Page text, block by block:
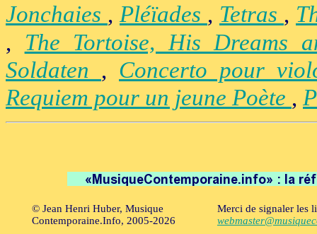
Jonchaies , Pléïades , Tetras ,
, The Tortoise, His Dreams
Soldaten , Concerto pour
Requiem pour un jeune Poète ,
© Jean Henri Huber, Musique
Contemporaine.Info, 2005-2026
Merci de signaler les